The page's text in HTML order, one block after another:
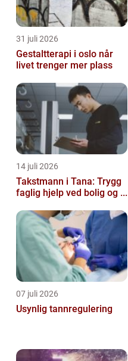
31 juli 2026
Gestaltterapi i oslo når
livet trenger mer plass
14 juli 2026
Takstmann i Tana: Trygg
faglig hjelp ved bolig og ...
07 juli 2026
Usynlig tannregulering